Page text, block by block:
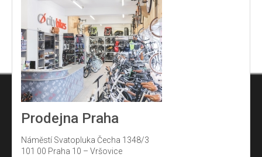
Prodejna Praha
Náměstí Svatopluka Čecha 1348/3
101 00 Praha 10 – Vršovice